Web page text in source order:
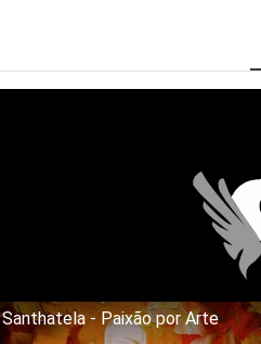
Santhatela - Paixão por Arte